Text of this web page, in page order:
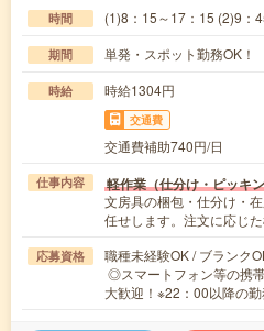
時間 (1)8：15～17：15 (2)9：
期間 単発・スポット勤務OK！
時給 時給1304円
交通費
交通費補助740円/日
仕事内容 軽作業（仕分け・ピッキ
文房具の梱包・仕分け・
任せします。注文に応じ
応募資格
職種未経験OK / ブランク
◎スマートフォン等の携
大歓迎！※22：00以降の